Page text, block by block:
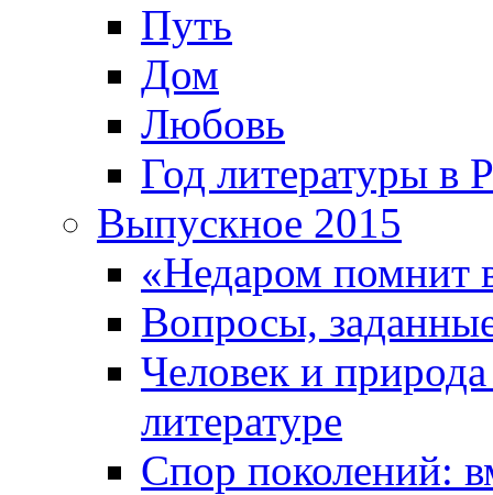
Путь
Дом
Любовь
Год литературы в
Выпускное 2015
«Недаром помнит
Вопросы,
Человек и
литературе
Спор поколений: